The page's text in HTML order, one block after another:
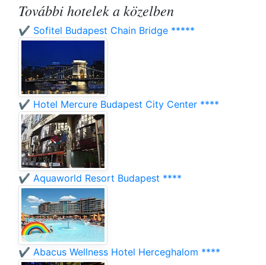
További hotelek a közelben
✔️ Sofitel Budapest Chain Bridge *****
✔️ Hotel Mercure Budapest City Center ****
✔️ Aquaworld Resort Budapest ****
✔️ Abacus Wellness Hotel Herceghalom ****